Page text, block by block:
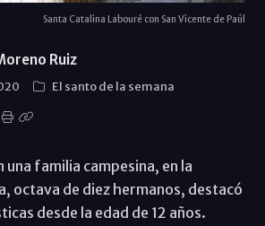
Santa Catalina Labouré con San Vicente de Paúl
Ruiz
El santo de la semana
una familia campesina, en la
octava de diez hermanos, destacó
desde la edad de 12 años.